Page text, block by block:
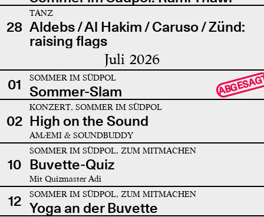
28
TANZ
Aldebs / Al Hakim / Caruso / Zünd:
raising flags
Juli 2026
01 SOMMER IM SÜDPOL
Sommer-Slam
02
KONZERT, SOMMER IM SÜDPOL
High on the Sound
AMÆMI & SOUNDBUDDY
10
SOMMER IM SÜDPOL, ZUM MITMACHEN
Buvette-Quiz
Mit Quizmaster Adi
12 SOMMER IM SÜDPOL, ZUM MITMACHEN
Yoga an der Buvette